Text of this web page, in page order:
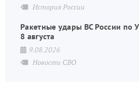
История России
Ракетные удары ВС России по
8 августа
9.08.2026
Новости СВО